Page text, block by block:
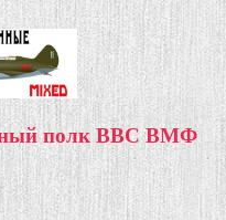
полк ВВС ВМФ